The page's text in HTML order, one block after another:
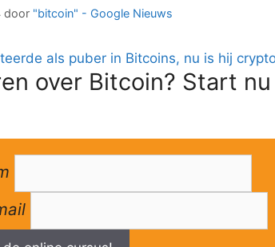
door "bitcoin" - Google Nieuws
als puber in Bitcoins, nu is hij
over Bitcoin? Start